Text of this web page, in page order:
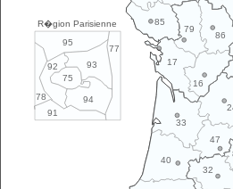
R�gion Parisienne
77
78
91
95
93
75
94
92
16
17
32
33
40
47
79
85
86